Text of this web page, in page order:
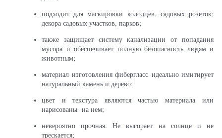
подходит для маскировки колодцев, садовых розеток;
декора садовых участков, парков;
также защищает систему канализации от попадания
мусора и обеспечивает полную безопасность людям и
животным;
материал изготовления фибергласс идеально имитирует
натуральный камень и дерево;
цвет и текстура являются частью материала или
нарисованы на нем;
невероятно прочная. Не выгорает на солнце и не
трескается;